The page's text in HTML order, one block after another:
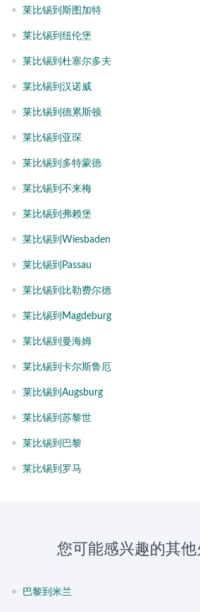
• 莱比锡到斯图加特
• 莱比锡到纽伦堡
• 莱比锡到杜塞尔多夫
• 莱比锡到汉诺威
• 莱比锡到德累斯顿
• 莱比锡到亚琛
• 莱比锡到多特蒙德
• 莱比锡到不来梅
• 莱比锡到弗赖堡
• 莱比锡到Wiesbaden
• 莱比锡到Passau
• 莱比锡到比勒费尔德
• 莱比锡到Magdeburg
• 莱比锡到曼海姆
• 莱比锡到卡尔斯鲁厄
• 莱比锡到Augsburg
• 莱比锡到苏黎世
• 莱比锡到巴黎
• 莱比锡到罗马
您可能感兴趣的其他
• 巴黎到米兰